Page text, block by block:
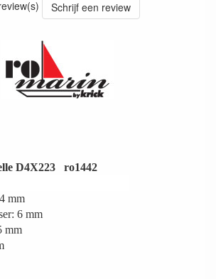
Schrijf een review
D4X223 ro1442
mm
6 mm
mm